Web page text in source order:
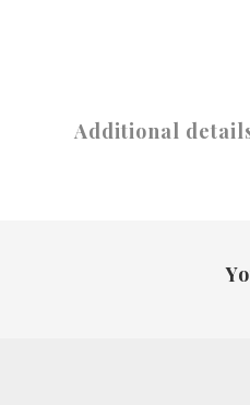
Additional